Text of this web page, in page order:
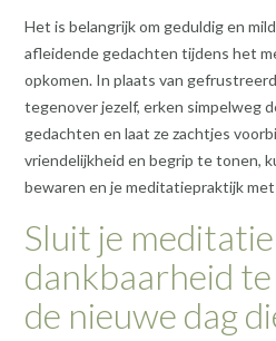
Het is belangrijk om geduldig en
afleidende gedachten tijdens het
opkomen. In plaats van
tegenover jezelf, erken simpelweg
gedachten en laat ze zachtjes
vriendelijkheid en begrip te tonen,
bewaren en je meditatiepraktijk
Sluit je
dankbaarheid
de nieuwe dag